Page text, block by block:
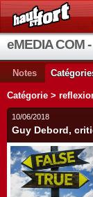
eMEDIA COM
Notes
Catégorie >
10/06/2018
Guy Debord,